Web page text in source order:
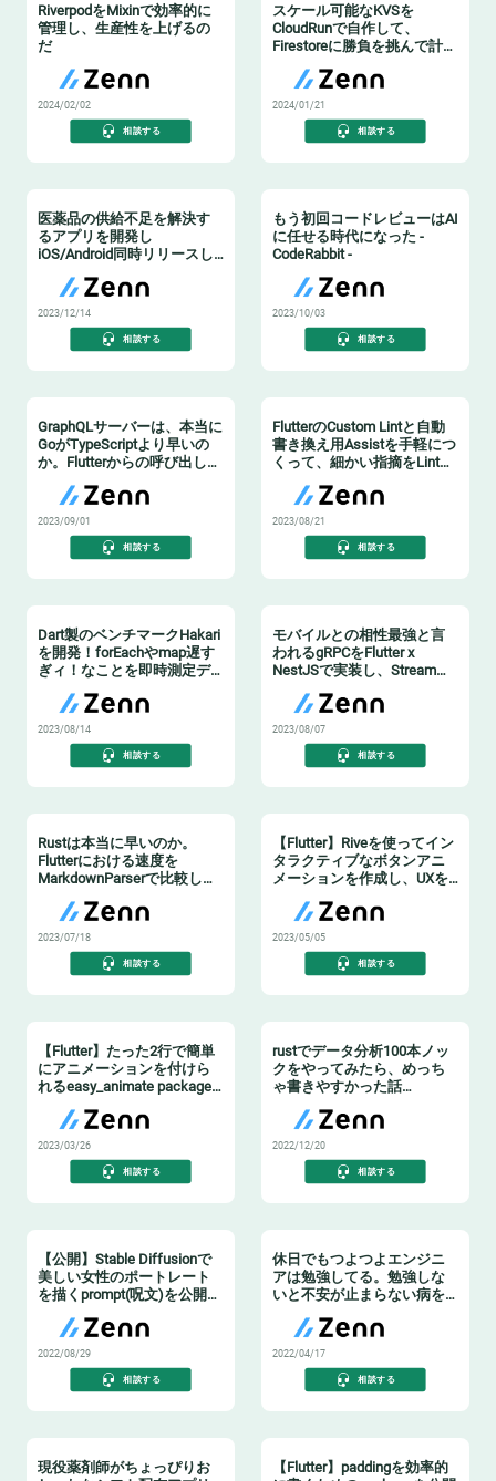
RiverpodをMixinで効率的に
管理し、生産性を上げるの
だ
2024/02/02
相談する
スケール可能なKVSを
CloudRunで自作して、
Firestoreに勝負を挑んで計測
2024/01/21
相談する
医薬品の供給不足を解決す
るアプリを開発し
iOS/Android同時リリースし
2023/12/14
相談する
もう初回コードレビューはAI
に任せる時代になった -
CodeRabbit -
2023/10/03
相談する
GraphQLサーバーは、本当に
GoがTypeScriptより早いの
か。Flutterからの呼び出しで
2023/09/01
相談する
FlutterのCustom Lintと自動
書き換え用Assistを手軽につ
くって、細かい指摘をLintに
2023/08/21
相談する
Dart製のベンチマークHakari
を開発！forEachやmap遅す
ぎィ！なことを即時測定デ
2023/08/14
相談する
モバイルとの相性最強と言
われるgRPCをFlutter x
NestJSで実装し、Stream通
使えるか試す
2023/08/07
相談する
Rustは本当に早いのか。
Flutterにおける速度を
MarkdownParserで比較して
2023/07/18
相談する
【Flutter】Riveを使ってイン
タラクティブなボタンアニ
メーションを作成し、UXを
2023/05/05
相談する
【Flutter】たった2行で簡単
にアニメーションを付けら
れるeasy_animate package
2023/03/26
相談する
rustでデータ分析100本ノッ
クをやってみたら、めっち
ゃ書きやすかった話
2022/12/20
相談する
【公開】Stable Diffusionで
美しい女性のポートレート
を描くprompt(呪文)を公開す
編】
2022/08/29
相談する
休日でもつよつよエンジニ
アは勉強してる。勉強しな
いと不安が止まらない病を
2022/04/17
相談する
現役薬剤師がちょっぴりお
【Flutter】paddingを効率的